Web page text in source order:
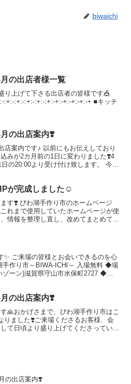
biwaichi
の出店者様一覧
り上げて下さる出店者の皆様です🎪
:+:-:+:-:+:-:+:-:+:-+:-+:-+:-+:-+ ■キッチ
の出店案内❣️
店案内です♪ 以前にもお伝えしており
みが2カ月前の1日に変わりました❣️4
の20:00より受け付け致します。 今回
が完成しました☺️
す❣️ びわ湖手作り市のホームページ
れまで使用していたホームページが使
情報を整理し直し、改めてまとめてい
✨ ご来場の皆様とお会いできるのを心
作り市～BIWA-ICHI～ 入場無料 ⁡◆場
ゾーン)滋賀県守山市水保町2727 ⁡◆日
の出店案内❣️
🙏おかげさまで、びわ湖手作り市はこ
りました❣️ご来場くださるお客様、会
て日頃より盛り上げてくださっている
の出店案内❣️